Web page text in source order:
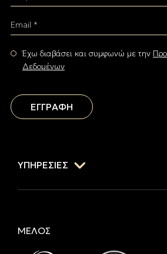
Email *
Έχω διαβάσει και συμφωνώ με την
Δεδομένων
ΕΓΓΡΑΦΗ
ΥΠΗΡΕΣΙΕΣ
ΜΕΛΟΣ